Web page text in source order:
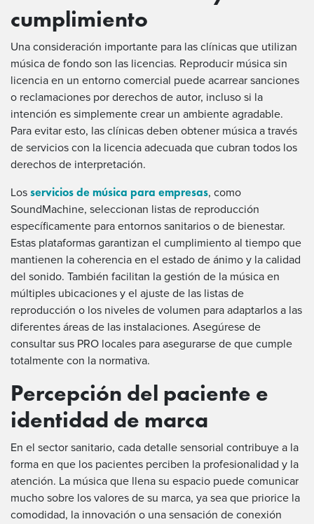
cumplimiento
Una consideración importante para las clínicas que utilizan
música de fondo son las licencias. Reproducir música sin
licencia en un entorno comercial puede acarrear sanciones
o reclamaciones por derechos de autor, incluso si la
intención es simplemente crear un ambiente agradable.
Para evitar esto, las clínicas deben obtener música a través
de servicios con la licencia adecuada que cubran todos los
derechos de interpretación.
Los servicios de música para empresas, como
SoundMachine, seleccionan listas de reproducción
específicamente para entornos sanitarios o de bienestar.
Estas plataformas garantizan el cumplimiento al tiempo que
mantienen la coherencia en el estado de ánimo y la calidad
del sonido. También facilitan la gestión de la música en
múltiples ubicaciones y el ajuste de las listas de
reproducción o los niveles de volumen para adaptarlos a las
diferentes áreas de las instalaciones. Asegúrese de
consultar sus PRO locales para asegurarse de que cumple
totalmente con la normativa.
Percepción del paciente e
identidad de marca
En el sector sanitario, cada detalle sensorial contribuye a la
forma en que los pacientes perciben la profesionalidad y la
atención. La música que llena su espacio puede comunicar
mucho sobre los valores de su marca, ya sea que priorice la
comodidad, la innovación o una sensación de conexión